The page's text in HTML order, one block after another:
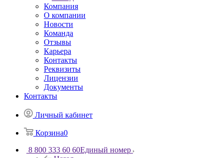
Компания
О компании
Новости
Команда
Отзывы
Карьера
Контакты
Реквизиты
Лицензии
Документы
Контакты
Личный кабинет
Корзина0
8 800 333 60 60Единый номер